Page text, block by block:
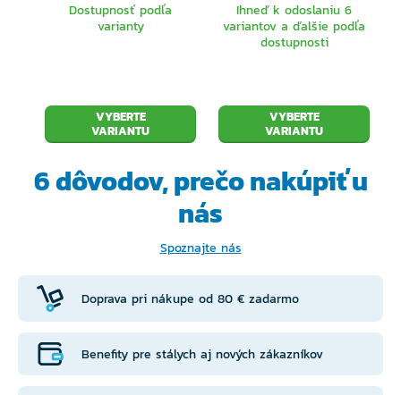
Dostupnosť podľa
varianty
VYBERTE
VARIANTU
Ihneď k odoslaniu 6
variantov a ďalšie podľa
dostupnosti
VYBERTE
VARIANTU
6 dôvodov, prečonakúpiť u
nás
Spoznajte nás
Doprava pri nákupe od 80 € zadarmo
Benefity pre stálych aj nových zákazníkov